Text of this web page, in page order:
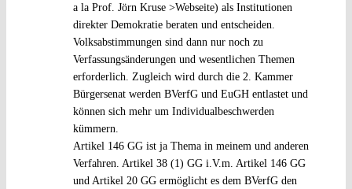
a la Prof. Jörn Kruse >Webseite) als Institutionen
direkter Demokratie beraten und entscheiden.
Volksabstimmungen sind dann nur noch zu
Verfassungsänderungen und wesentlichen Themen
erforderlich. Zugleich wird durch die 2. Kammer
Bürgersenat werden BVerfG und EuGH entlastet und
können sich mehr um Individualbeschwerden
kümmern.
Artikel 146 GG ist ja Thema in meinem und anderen
Verfahren. Artikel 38 (1) GG i.V.m. Artikel 146 GG
und Artikel 20 GG ermöglicht es dem BVerfG den